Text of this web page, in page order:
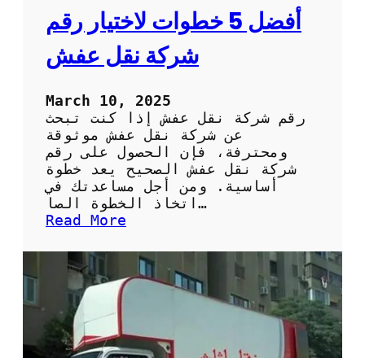
أفضل 5 خطوات لاختيار رقم
شركة نقل عفش
March 10, 2025
رقم شركة نقل عفش إذا كنت تبحث
عن شركة نقل عفش موثوقة
ومحترفة، فإن الحصول على رقم
شركة نقل عفش الصحيح يعد خطوة
أساسية. ومن أجل مساعدتك في
اتخاذ الخطوة الصا…
Read More
ف
ل
ط